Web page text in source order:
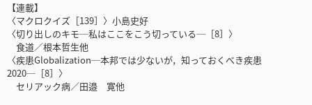
【連載】
〈マクロクイズ［139］〉小島史好
〈切り出しのキモ─私はここをこう切っている─［8］〉
食道／根本哲生他
〈疾患Globalization─本邦では少ないが，知っておくべき疾患
2020─［8］〉
セリアック病／田邉 寛他